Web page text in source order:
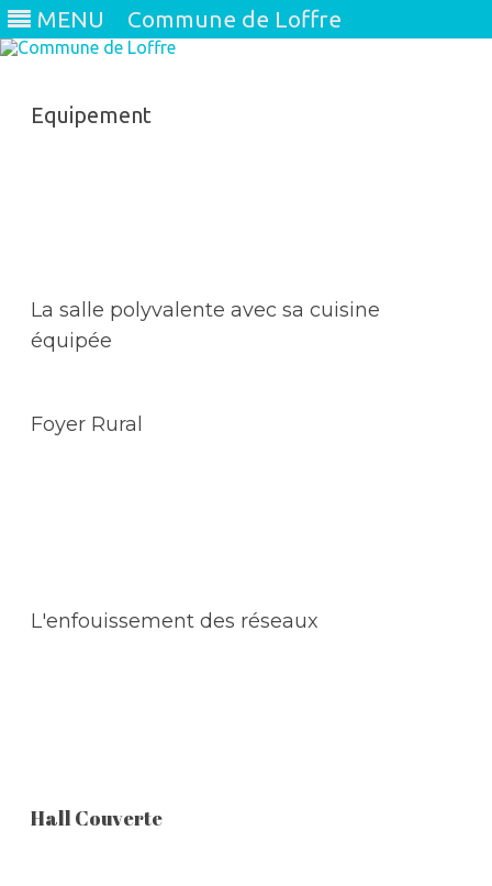
MENU Commune de Loffre
Equipement
La salle polyvalente avec sa cuisine
équipée
Foyer Rural
L'enfouissement des réseaux
Hall Couverte